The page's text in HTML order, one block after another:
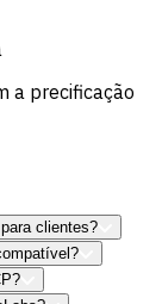
a precificação
clientes?
e ações
ao
e Grok.